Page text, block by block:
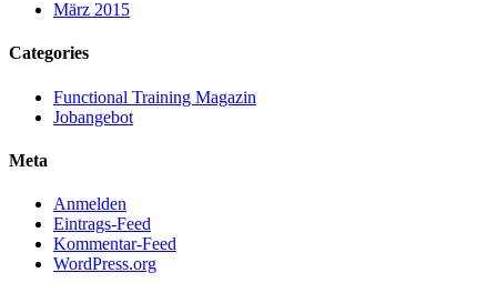
März 2015
Categories
Functional Training Magazin
Jobangebot
Meta
Anmelden
Eintrags-Feed
Kommentar-Feed
WordPress.org